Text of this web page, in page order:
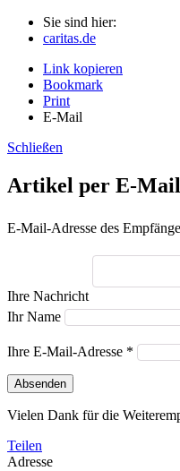
Sie sind hier:
caritas.de
Link kopieren
Bookmark
Print
E-Mail
Schließen
Artikel per E-
E-Mail-Adresse des
Ihre Nachricht
Ihr Name
Ihre E-Mail-Adresse *
Absenden
Vielen Dank für die
Teilen
Adresse